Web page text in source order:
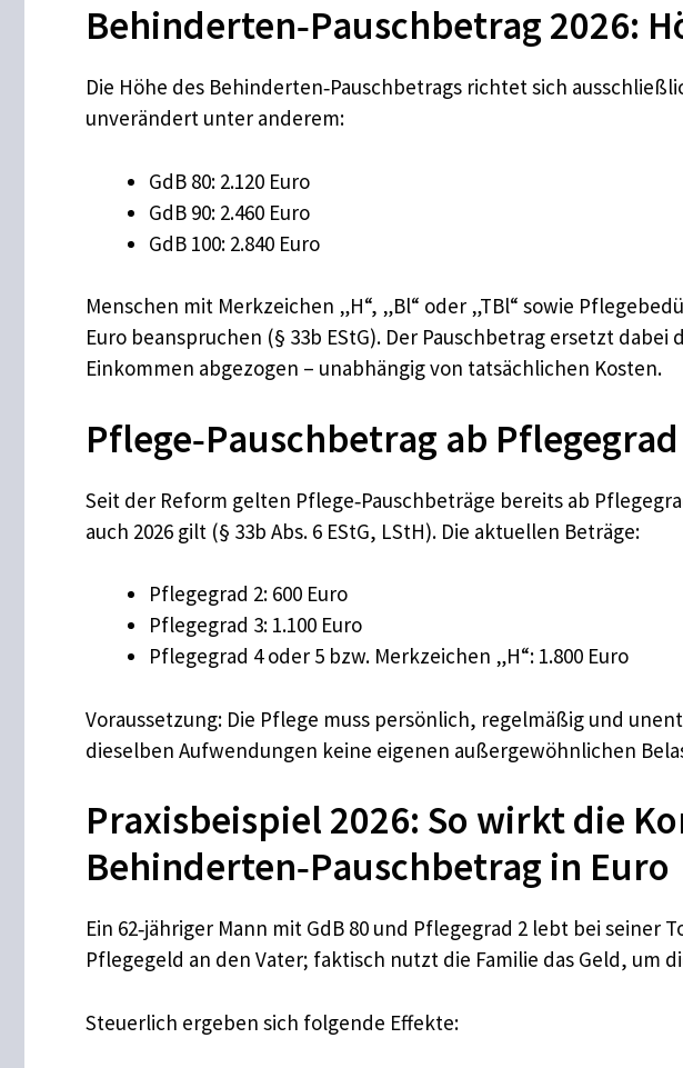
Behinderten‑Pauschbetrag 2026:
Die Höhe des Behinderten‑Pauschbetrags richtet sich
unverändert unter anderem:
GdB 80: 2.120 Euro
GdB 90: 2.460 Euro
GdB 100: 2.840 Euro
Menschen mit Merkzeichen „H“, „Bl“ oder „TBl“ sowie
Euro beanspruchen (§ 33b EStG). Der Pauschbetrag ersetzt
Einkommen abgezogen – unabhängig von tatsächlichen Kosten.
Pflege‑Pauschbetrag ab
Seit der Reform gelten Pflege‑Pauschbeträge bereits ab
auch 2026 gilt (§ 33b Abs. 6 EStG, LStH). Die aktuellen Beträge:
Pflegegrad 2: 600 Euro
Pflegegrad 3: 1.100 Euro
Pflegegrad 4 oder 5 bzw. Merkzeichen „H“: 1.800 Euro
Voraussetzung: Die Pflege muss persönlich, regelmäßig und
dieselben Aufwendungen keine eigenen außergewöhnlichen
Praxisbeispiel 2026: So wirkt die
Behinderten‑Pauschbetrag in Euro
Ein 62‑jähriger Mann mit GdB 80 und Pflegegrad 2 lebt bei seiner
Pflegegeld an den Vater; faktisch nutzt die Familie das Geld, um
Steuerlich ergeben sich folgende Effekte: